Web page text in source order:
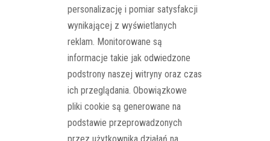
personalizację i pomiar satysfakcji
wynikającej z wyświetlanych
reklam. Monitorowane są
informacje takie jak odwiedzone
podstrony naszej witryny oraz czas
ich przeglądania. Obowiązkowe
pliki cookie są generowane na
podstawie przeprowadzonych